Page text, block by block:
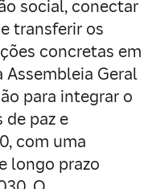
social, conectar
transferir os
concretas em
Assembleia Geral
para integrar o
paz e
com uma
longo prazo